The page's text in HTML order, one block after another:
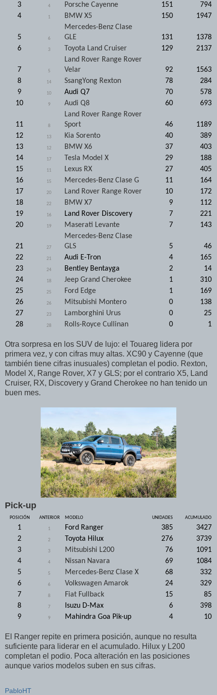
3
4 Porsche Cayenne 151
794
4
1 BMW X5 150 1947
5 6
Mercedes-Benz Clase
GLE
131
1378
6
3 Toyota Land Cruiser 129 2137
7 5
Land Rover Range Rover
Velar
92
1563
8
14 SsangYong Rexton 78
284
9
10 Audi Q7 70
578
10
9 Audi Q8 60 693
11 8
Land Rover Range Rover
Sport
46
1189
12
13 Kia Sorento 40
389
13
12 BMW X6 37
403
14
17 Tesla Model X 29
188
15
11 Lexus RX 27
405
16
15 Mercedes-Benz Clase G 11
164
17
20 Land Rover Range Rover 10
172
18
22 BMW X7 9
112
19
16 Land Rover Discovery 7
221
20
19 Maserati Levante 7 143
21 27
Mercedes-Benz Clase
GLS
5
46
22
21 Audi E-Tron 4
165
23
24 Bentley Bentayga 2
14
24
18 Jeep Grand Cherokee 1
310
25
25 Ford Edge 1
169
26
26 Mitsubishi Montero 0
138
27
23 Lamborghini Urus 0
25
28
28 Rolls-Royce Cullinan 0 1
Otra sorpresa en los SUV de lujo: el Touareg lidera por
primera vez, y con cifras muy altas. XC90 y Cayenne (que
también tiene cifras inusuales) completan el podio. Rexton,
Model X, Range Rover, X7 y GLS; por el contrario X5, Land
Cruiser, RX, Discovery y Grand Cherokee no han tenido un
buen mes.
Pick-up
POSICIÓN ANTERIOR MODELO UNIDADES ACUMULADO
1 1 Ford Ranger 385
3427
2
2 Toyota Hilux 276
3739
3
3 Mitsubishi L200 76
1091
4
4 Nissan Navara 69
1084
5
5 Mercedes-Benz Clase X 68
332
6
6 Volkswagen Amarok 24
329
7
8 Fiat Fullback 15
85
8
7 Isuzu D-Max 6
398
9
9 Mahindra Goa Pik-up 4 10
El Ranger repite en primera posición, aunque no resulta
suficiente para liderar en el acumulado. Hilux y L200
completan el podio. Poca alteración en las posiciones
aunque varios modelos suben en sus cifras.
PabloHT